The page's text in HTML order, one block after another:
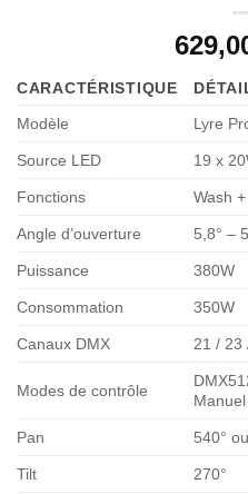
CARACTÉRISTIQUE
Modèle
Lyre
Source LED 19 x
Fonctions Wash
Angle d’ouverture 5,8° –
Puissance 380W
Consommation 350W
Canaux DMX 21 / 23
Modes de contrôle
Manuel
Pan 540°
Tilt 270°